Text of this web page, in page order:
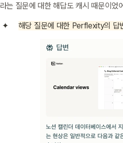
라는 질문에 대한 해답도 캐시 때문이었
해당 질문에 대한 Perflexity의